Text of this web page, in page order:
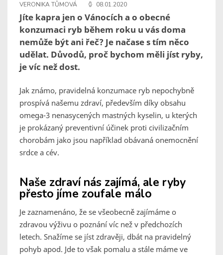
VERONIKA TŮMOVÁ 08.01.2020
Jíte kapra jen o Vánocích a o obecné
konzumaci ryb během roku u vás doma
nemůže být ani řeč? Je načase s tím něco
udělat. Důvodů, proč bychom měli jíst ryby,
je víc než dost.
Jak známo, pravidelná konzumace ryb nepochybně
prospívá našemu zdraví, především díky obsahu
omega-3 nenasycených mastných kyselin, u kterých
je prokázaný preventivní účinek proti civilizačním
chorobám jako jsou například obávaná onemocnění
srdce a cév.
Naše zdraví nás zajímá, ale ryby
přesto jíme zoufale málo
Je zaznamenáno, že se všeobecně zajímáme o
zdravou výživu o poznání víc než v předchozích
letech. Snažíme se jíst zdravěji, dbát na pravidelný
pohyb apod. Jde to však pomalu a stále máme ve